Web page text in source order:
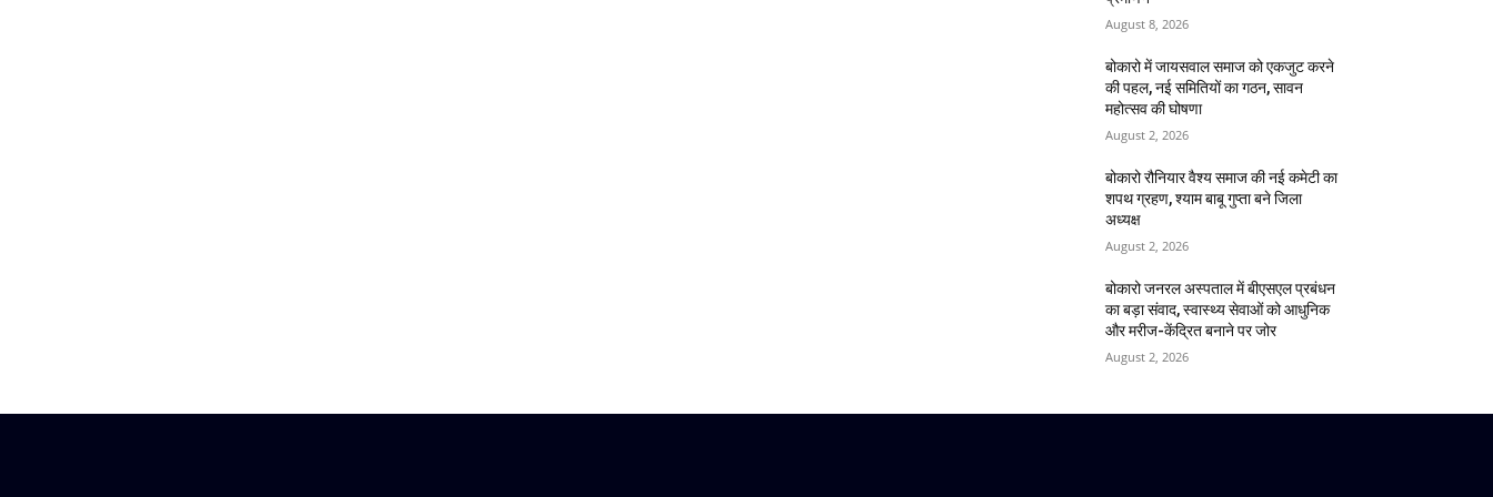
August 8, 2026
बोकारो में जायसवाल समाज को एकजुट करने
की पहल, नई समितियों का गठन, सावन
महोत्सव की घोषणा
August 2, 2026
बोकारो रौनियार वैश्य समाज की नई कमेटी का
शपथ ग्रहण, श्याम बाबू गुप्ता बने जिला
अध्यक्ष
August 2, 2026
बोकारो जनरल अस्पताल में बीएसएल प्रबंधन
का बड़ा संवाद, स्वास्थ्य सेवाओं को आधुनिक
और मरीज-केंद्रित बनाने पर जोर
August 2, 2026